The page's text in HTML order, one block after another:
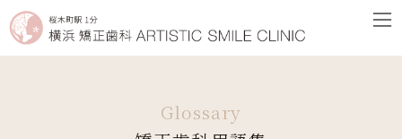
ン
テ
ビ
ゲ